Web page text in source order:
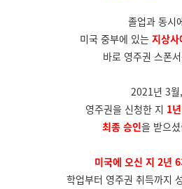
졸업과 동시
미국 중부에 있는 지상
바로 영주권 스폰
2021년 3월,
영주권을 신청한 지 1
최종 승인을 받으
미국에 오신 지 2년
학업부터 영주권 취득까지